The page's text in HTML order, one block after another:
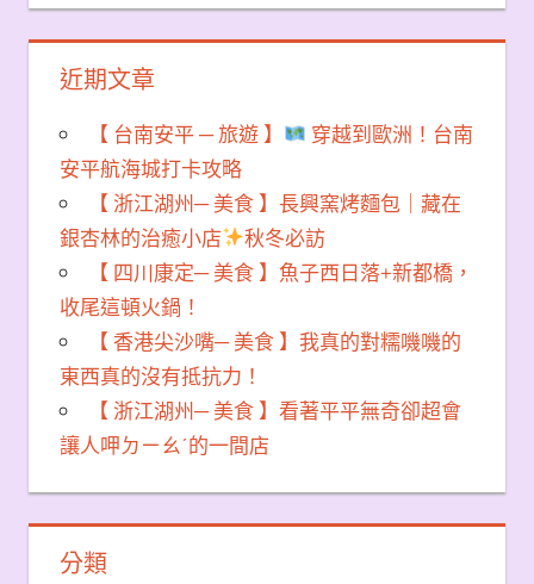
近期文章
【 台南安平 ─ 旅遊 】
穿越到歐洲！台南
安平航海城打卡攻略
【 浙江湖州─ 美食 】長興窯烤麵包｜藏在
銀杏林的治癒小店
秋冬必訪
【 四川康定─ 美食 】魚子西日落+新都橋，
收尾這頓火鍋！
【 香港尖沙嘴─ 美食 】我真的對糯嘰嘰的
東西真的沒有抵抗力！
【 浙江湖州─ 美食 】看著平平無奇卻超會
讓人呷ㄉㄧㄠˊ的一間店
分類